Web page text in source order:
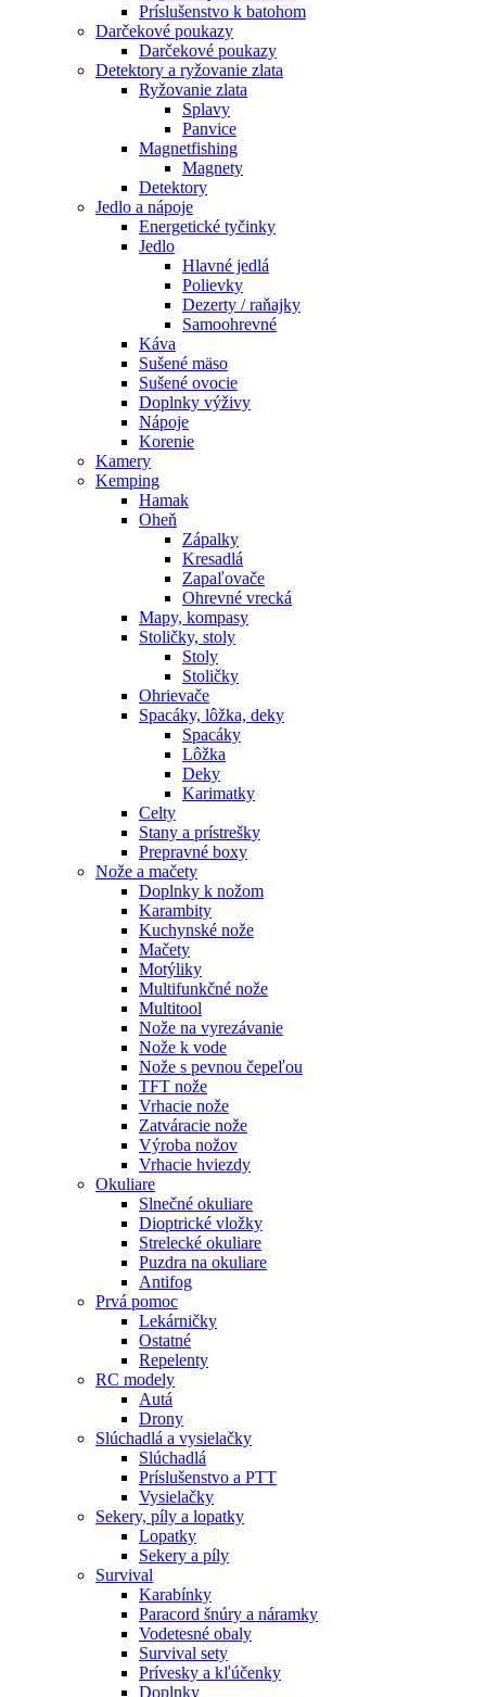
Príslušenstvo k batohom
Darčekové poukazy
Darčekové poukazy
Detektory a ryžovanie zlata
Ryžovanie zlata
Splavy
Panvice
Magnetfishing
Magnety
Detektory
Jedlo a nápoje
Energetické tyčinky
Jedlo
Hlavné jedlá
Polievky
Dezerty / raňajky
Samoohrevné
Káva
Sušené mäso
Sušené ovocie
Doplnky výživy
Nápoje
Korenie
Kamery
Kemping
Hamak
Oheň
Zápalky
Kresadlá
Zapaľovače
Ohrevné vrecká
Mapy, kompasy
Stoličky, stoly
Stoly
Stoličky
Ohrievače
Spacáky, lôžka, deky
Spacáky
Lôžka
Deky
Karimatky
Celty
Stany a prístrešky
Prepravné boxy
Nože a mačety
Doplnky k nožom
Karambity
Kuchynské nože
Mačety
Motýliky
Multifunkčné nože
Multitool
Nože na vyrezávanie
Nože k vode
Nože s pevnou čepeľou
TFT nože
Vrhacie nože
Zatváracie nože
Výroba nožov
Vrhacie hviezdy
Okuliare
Slnečné okuliare
Dioptrické vložky
Strelecké okuliare
Puzdra na okuliare
Antifog
Prvá pomoc
Lekárničky
Ostatné
Repelenty
RC modely
Autá
Drony
Slúchadlá a vysielačky
Slúchadlá
Príslušenstvo a PTT
Vysielačky
Sekery, píly a lopatky
Lopatky
Sekery a píly
Survival
Karabínky
Paracord šnúry a náramky
Vodetesné obaly
Survival sety
Prívesky a kľúčenky
Doplnky